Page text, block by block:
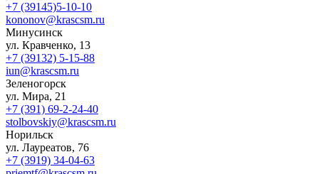
+7 (39145)5-10-10
kononov@krascsm.ru
Минусинск
ул. Кравченко, 13
+7 (39132) 5-15-88
iun@krascsm.ru
Зеленогорск
ул. Мира, 21
+7 (391) 69-2-24-40
stolbovskiy@krascsm.ru
Норильск
ул. Лауреатов, 76
+7 (3919) 34-04-63